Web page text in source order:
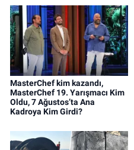
MasterChef kim kazandı,
MasterChef 19. Yarışmacı Kim
Oldu, 7 Ağustos’ta Ana
Kadroya Kim Girdi?